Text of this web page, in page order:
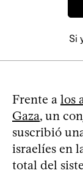
Si
Frente a los
Gaza, un
suscribió
israelíes en
total del